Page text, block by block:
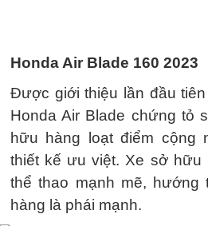
Honda Air Blade 160 2023
Được giới thiệu lần đầu
Honda Air Blade chứng tỏ
hữu hàng loạt điểm cộng
thiết kế ưu việt. Xe sở hữu
thể thao mạnh mẽ, hướng
hàng là phái mạnh.